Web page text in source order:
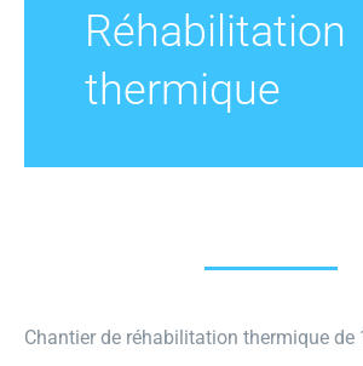
Réhabilitation
thermique
Chantier de réhabilitation thermique de